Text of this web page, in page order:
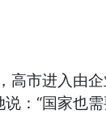
进入由企
：“国家也